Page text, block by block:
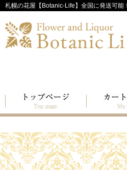
札幌の花屋【Botanic-Life】全国に発送可能！